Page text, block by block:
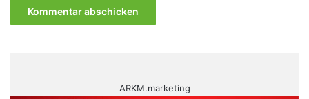
ARKM.marketing